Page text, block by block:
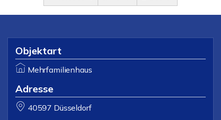
Objektart
Mehrfamilienhaus
Adresse
40597 Düsseldorf